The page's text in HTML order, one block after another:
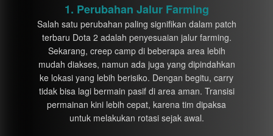
1. Perubahan Jalur Farming
Salah satu perubahan paling signifikan dalam patch
terbaru Dota 2 adalah penyesuaian jalur farming.
Sekarang, creep camp di beberapa area lebih
mudah diakses, namun ada juga yang dipindahkan
ke lokasi yang lebih berisiko. Dengan begitu, carry
tidak bisa lagi bermain pasif di area aman. Transisi
permainan kini lebih cepat, karena tim dipaksa
untuk melakukan rotasi sejak awal.